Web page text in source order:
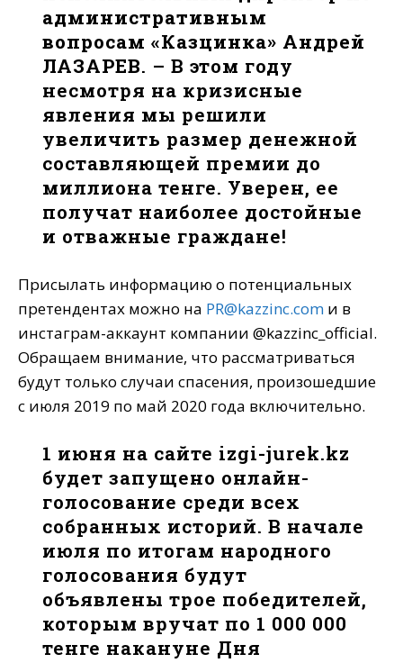
административным
вопросам «Казцинка» Андрей
ЛАЗАРЕВ. – В этом году
несмотря на кризисные
явления мы решили
увеличить размер денежной
составляющей премии до
миллиона тенге. Уверен, ее
получат наиболее достойные
и отважные граждане!
Присылать информацию о потенциальных
претендентах можно на PR@kazzinc.com и в
инстаграм-аккаунт компании @kazzinc_official.
Обращаем внимание, что рассматриваться
будут только случаи спасения, произошедшие
с июля 2019 по май 2020 года включительно.
1 июня на сайте izgi-jurek.kz
будет запущено онлайн-
голосование среди всех
собранных историй. В начале
июля по итогам народного
голосования будут
объявлены трое победителей,
которым вручат по 1 000 000
тенге накануне Дня